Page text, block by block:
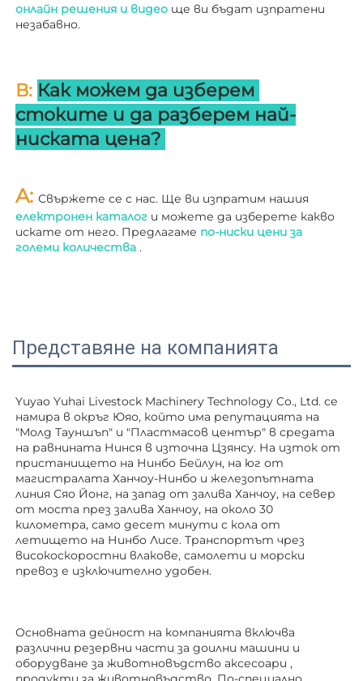
онлайн решения и видео ще ви бъдат изпратени
незабавно.
В: Как можем да изберем
стоките и да разберем най-
ниската цена?
A:
електронен каталог и можете да изберете какво
искате от него. Предлагаме по-ниски цени за
големи количества .
Представяне на компанията
Yuyao Yuhai Livestock Machinery Technology Co., Ltd. се
намира в окръг Юяо, който има репутацията на
"Молд Тауншъп" и "Пластмасов център" в средата
на равнината Нинся в източна Цзянсу. На изток от
пристанището на Нинбо Бейлун, на юг от
магистралата Ханчоу-Нинбо и железопътната
линия Сяо Йонг, на запад от залива Ханчоу, на север
от моста през залива Ханчоу, на около 30
километра, само десет минути с кола от
летището на Нинбо Лисе. Транспортът чрез
високоскоростни влакове, самолети и морски
превоз е изключително удобен.
Основната дейност на компанията включва
различни резервни части за доилни машини и
оборудване за животновъдство аксесоари ,